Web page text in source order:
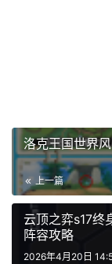
洛克王国世界
上一篇
云顶之弈s17终
阵容攻略
2026年4月20日